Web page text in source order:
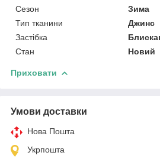
Сезон
Зима
Тип тканини
Джинс
Застібка
Стан
Новий
Приховати
Умови доставки
Нова Пошта
Укрпошта